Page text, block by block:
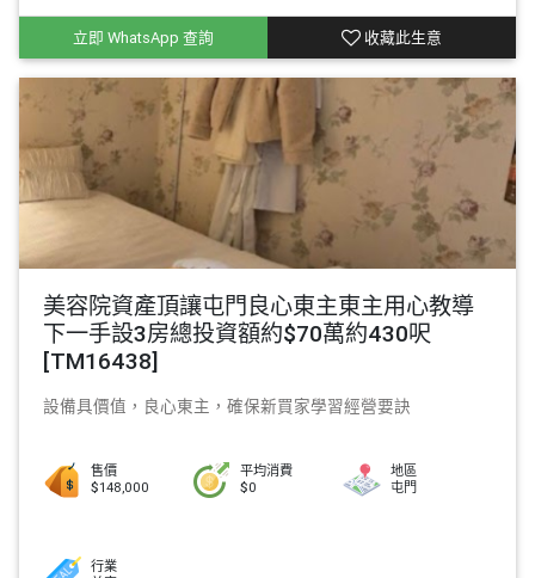
立即 WhatsApp 查詢 收藏此生意
美容院資產頂讓屯門良心東主東主用心教導
下一手設3房總投資額約$70萬約430呎
[TM16438]
設備具價值，良心東主，確保新買家學習經營要訣
售價
$148,000
平均消費
$0
地區
屯門
行業